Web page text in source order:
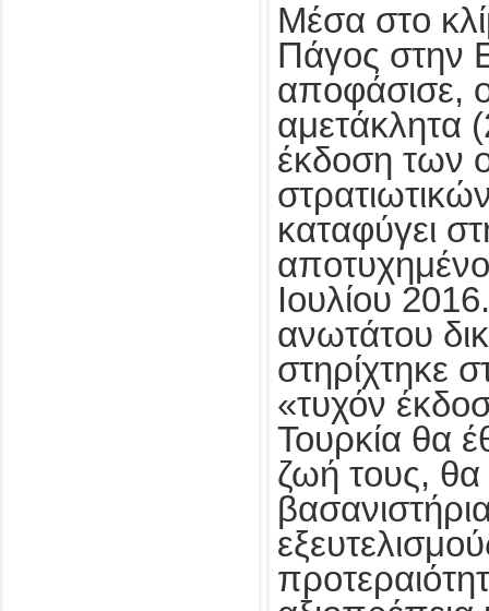
Μέσα στο
Πάγος στην
αποφάσισε,
αμετάκλητα
έκδοση των
καταφύγει
Ιουλίου
ανωτάτου
στηρίχτηκε
«τυχόν
Τουρκία θα
ζωή τους, θα